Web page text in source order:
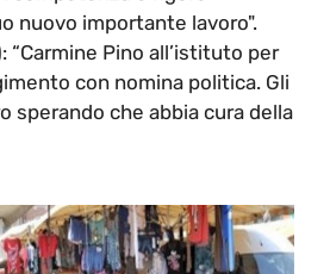
nuovo importante lavoro".
“Carmine Pino all’istituto per
con nomina politica. Gli
sperando che abbia cura della